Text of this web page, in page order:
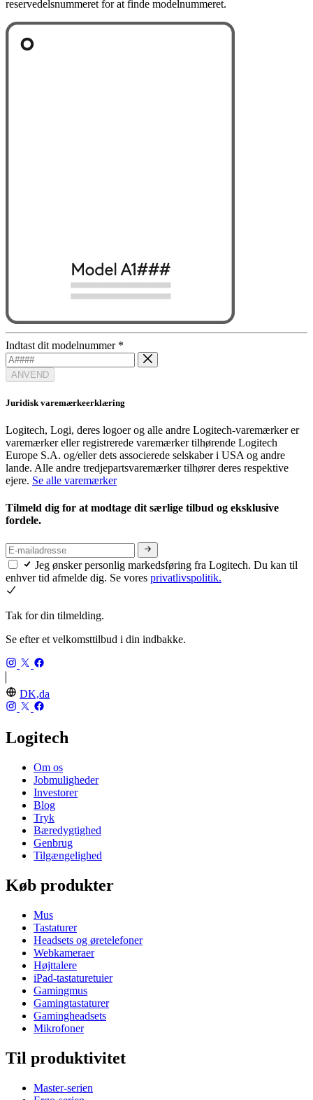
reservedelsnummeret for at finde modelnummeret.
Indtast dit modelnummer *
ANVEND
Juridisk varemærkeerklæring
Logitech, Logi, deres logoer og alle andre Logitech-varemærker er
varemærker eller registrerede varemærker tilhørende Logitech
Europe S.A. og/eller dets associerede selskaber i USA og andre
lande. Alle andre tredjepartsvaremærker tilhører deres respektive
ejere. Se alle varemærker
Tilmeld dig for at modtage dit særlige tilbud og eksklusive
fordele.
Jeg ønsker personlig markedsføring fra Logitech. Du kan til
enhver tid afmelde dig. Se vores privatlivspolitik.
Tak for din tilmelding.
Se efter et velkomsttilbud i din indbakke.
DK,da
Logitech
Om os
Jobmuligheder
Investorer
Blog
Tryk
Bæredygtighed
Genbrug
Tilgængelighed
Køb produkter
Mus
Tastaturer
Headsets og øretelefoner
Webkameraer
Højttalere
iPad-tastaturetuier
Gamingmus
Gamingtastaturer
Gamingheadsets
Mikrofoner
Til produktivitet
Master-serien